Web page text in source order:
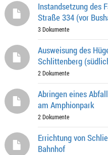
Instandsetzung des
Straße 334 (vor
3 Dokumente
Ausweisung des
Schlittenberg
2 Dokumente
Abringen eines
am Amphionpark
2 Dokumente
Errichtung von
Bahnhof